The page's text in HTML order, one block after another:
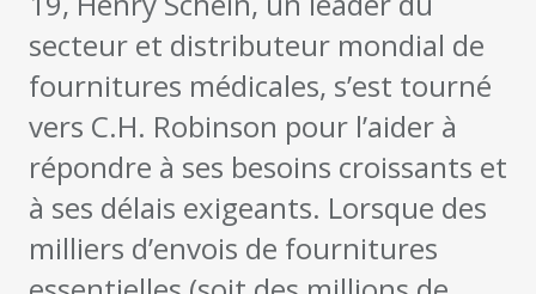
secteur et distributeur mondial de
fournitures médicales, s’est tourné
vers C.H. Robinson pour l’aider à
répondre à ses besoins croissants et
à ses délais exigeants. Lorsque des
milliers d’envois de fournitures